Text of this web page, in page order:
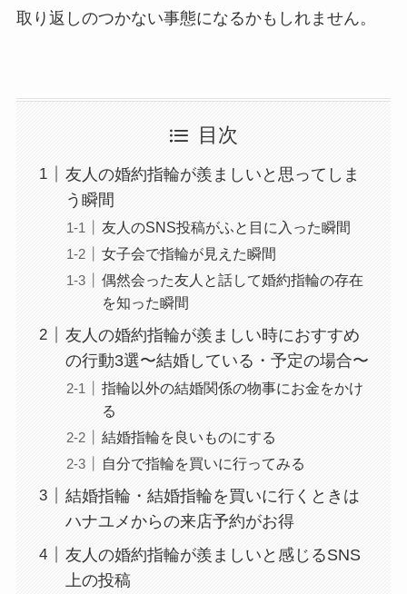
取り返しのつかない事態になるかもしれません。
目次
友人の婚約指輪が羨ましいと思ってしま
う瞬間
友人のSNS投稿がふと目に入った瞬間
女子会で指輪が見えた瞬間
偶然会った友人と話して婚約指輪の存在
を知った瞬間
友人の婚約指輪が羨ましい時におすすめ
の行動3選〜結婚している・予定の場合〜
指輪以外の結婚関係の物事にお金をかけ
る
結婚指輪を良いものにする
自分で指輪を買いに行ってみる
結婚指輪・結婚指輪を買いに行くときは
ハナユメからの来店予約がお得
友人の婚約指輪が羨ましいと感じるSNS
上の投稿